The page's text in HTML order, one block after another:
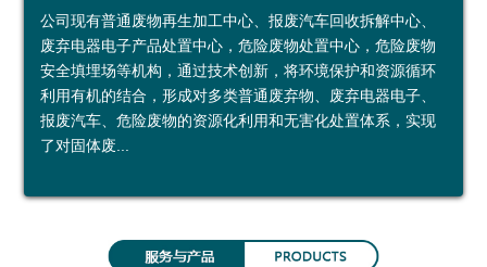
广
再
生
资
台
绿
环
运
工
利
用
中
心
投资者关系
公司现有普通废物再生加工中心、报废汽车回收拆解中心、
废弃电器电子产品处置中心，危险废物处置中心，危险废物
安全填埋场等机构，通过技术创新，将环境保护和资源循环
利用有机的结合，形成对多类普通废弃物、废弃电器电子、
报废汽车、危险废物的资源化利用和无害化处置体系，实现
了对固体废...